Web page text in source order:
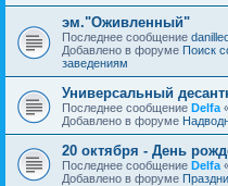
эм."Оживленный"
Последнее сообщение
Добавлено в форуме Поиск
заведениям
Универсальный
Последнее сообщение Delfa
Добавлено в форуме
20 октября - День
Последнее сообщение Delfa
Добавлено в форуме